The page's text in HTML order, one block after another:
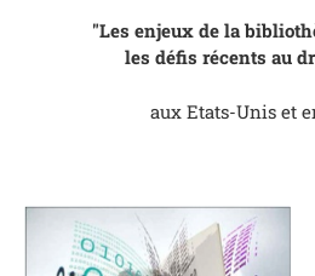
"Les enjeux de la
les défis récents au
aux Etats-Unis et